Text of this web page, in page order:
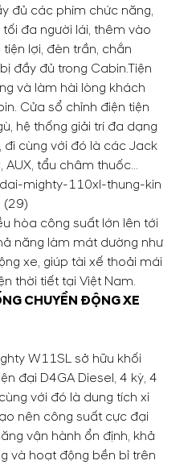
đủ các phím chức năng,
đa người lái, thêm vào
lợi, đèn trần, chắn
đầy đủ trong Cabin.Tiện
và làm hài lòng khách
Cửa sổ chỉnh điện tiện
hệ thống giải trí đa dạng
đi cùng với đó là các Jack
AUX, tẩu châm thuốc…
hòa công suất lớn lên tới
năng làm mát dường như
xe, giúp tài xế thoải mái
thời tiết tại Việt Nam.
CHUYỀN ĐỘNG XE
W11SL sở hữu khối
đại D4GA Diesel, 4 kỳ, 4
với đó là dung tích xi
nên công suất cực đại
vận hành ổn định, khả
và hoạt động bền bỉ trên